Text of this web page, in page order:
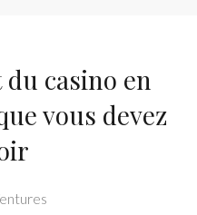
casino en
vous devez